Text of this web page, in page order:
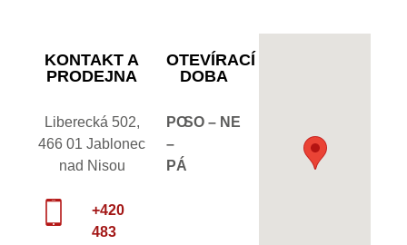
KONTAKT A
PRODEJNA
Liberecká 502,
466 01 Jablonec
nad Nisou
+420
483
OTEVÍRACÍ
DOBA
PO
–
PÁ
SO – NE